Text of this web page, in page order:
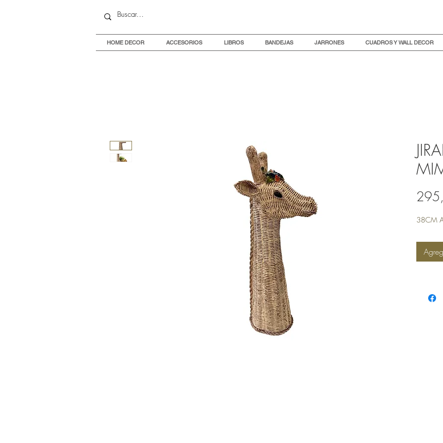
HOME DECOR ACCESORIOS LIBROS BANDEJAS JARRONES CUADROS Y WALL DECOR
38CM